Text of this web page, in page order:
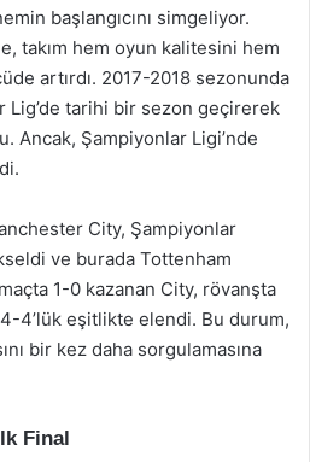
başlangıcını simgeliyor.
takım hem oyun kalitesini hem
artırdı. 2017-2018 sezonunda
Lig’de tarihi bir sezon geçirerek
Ancak, Şampiyonlar Ligi’nde
City, Şampiyonlar
ve burada Tottenham
1-0 kazanan City, rövanşta
4’lük eşitlikte elendi. Bu durum,
bir kez daha sorgulamasına
Final